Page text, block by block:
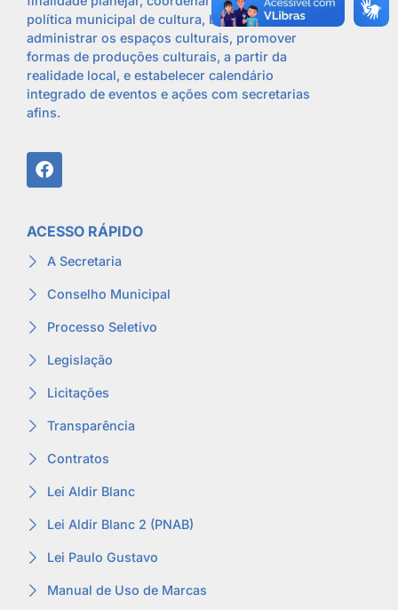
política municipal de cultura, bem como
administrar os espaços culturais, promover
formas de produções culturais, a partir da
realidade local, e estabelecer calendário
integrado de eventos e ações com secretarias
afins.
ACESSO RÁPIDO
A Secretaria
Conselho Municipal
Processo Seletivo
Legislação
Licitações
Transparência
Contratos
Lei Aldir Blanc
Lei Aldir Blanc 2 (PNAB)
Lei Paulo Gustavo
Manual de Uso de Marcas